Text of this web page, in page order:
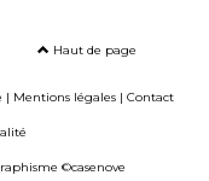
Haut de page
| Mentions légales | Contact
©casenove